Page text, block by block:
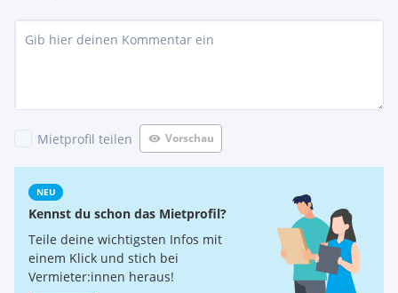
Mietprofil teilen Vorschau
NEU
Kennst du schon das Mietprofil?
Teile deine wichtigsten Infos mit
einem Klick und stich bei
Vermieter:innen heraus!